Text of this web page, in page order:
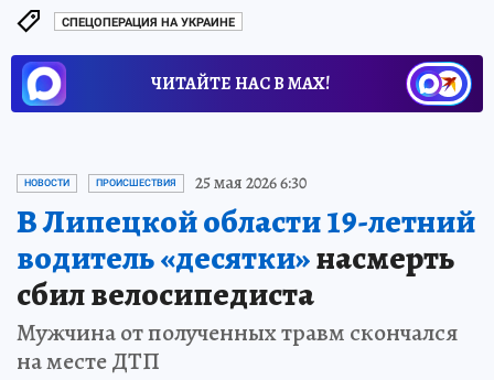
СПЕЦОПЕРАЦИЯ НА УКРАИНЕ
ЧИТАЙТЕ НАС В МАХ!
НОВОСТИ ПРОИСШЕСТВИЯ 25 мая 2026 6:30
В Липецкой области 19-летний
водитель «десятки»насмерть
сбил велосипедиста
Мужчина от полученных травм скончался
на месте ДТП